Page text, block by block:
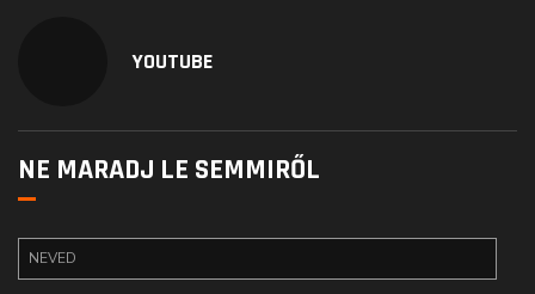
YOUTUBE
NE MARADJ LE SEMMIRŐL